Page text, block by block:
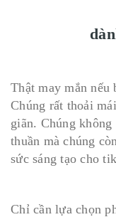
d
Thật may mắn nếu
Chúng rất thoải
giãn. Chúng
thuần mà chúng
sức sáng tạo cho
Chỉ cần lựa chọn